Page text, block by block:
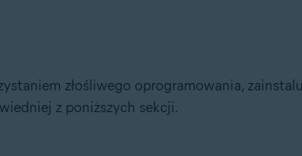
złośliwego oprogramowania,
z poniższych sekcji.